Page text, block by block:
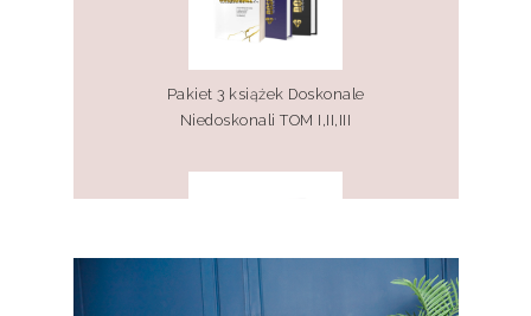
Pakiet 3 książek Doskonale
Niedoskonali TOM I,II,III